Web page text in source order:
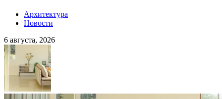
Архитектура
Новости
6 августа, 2026